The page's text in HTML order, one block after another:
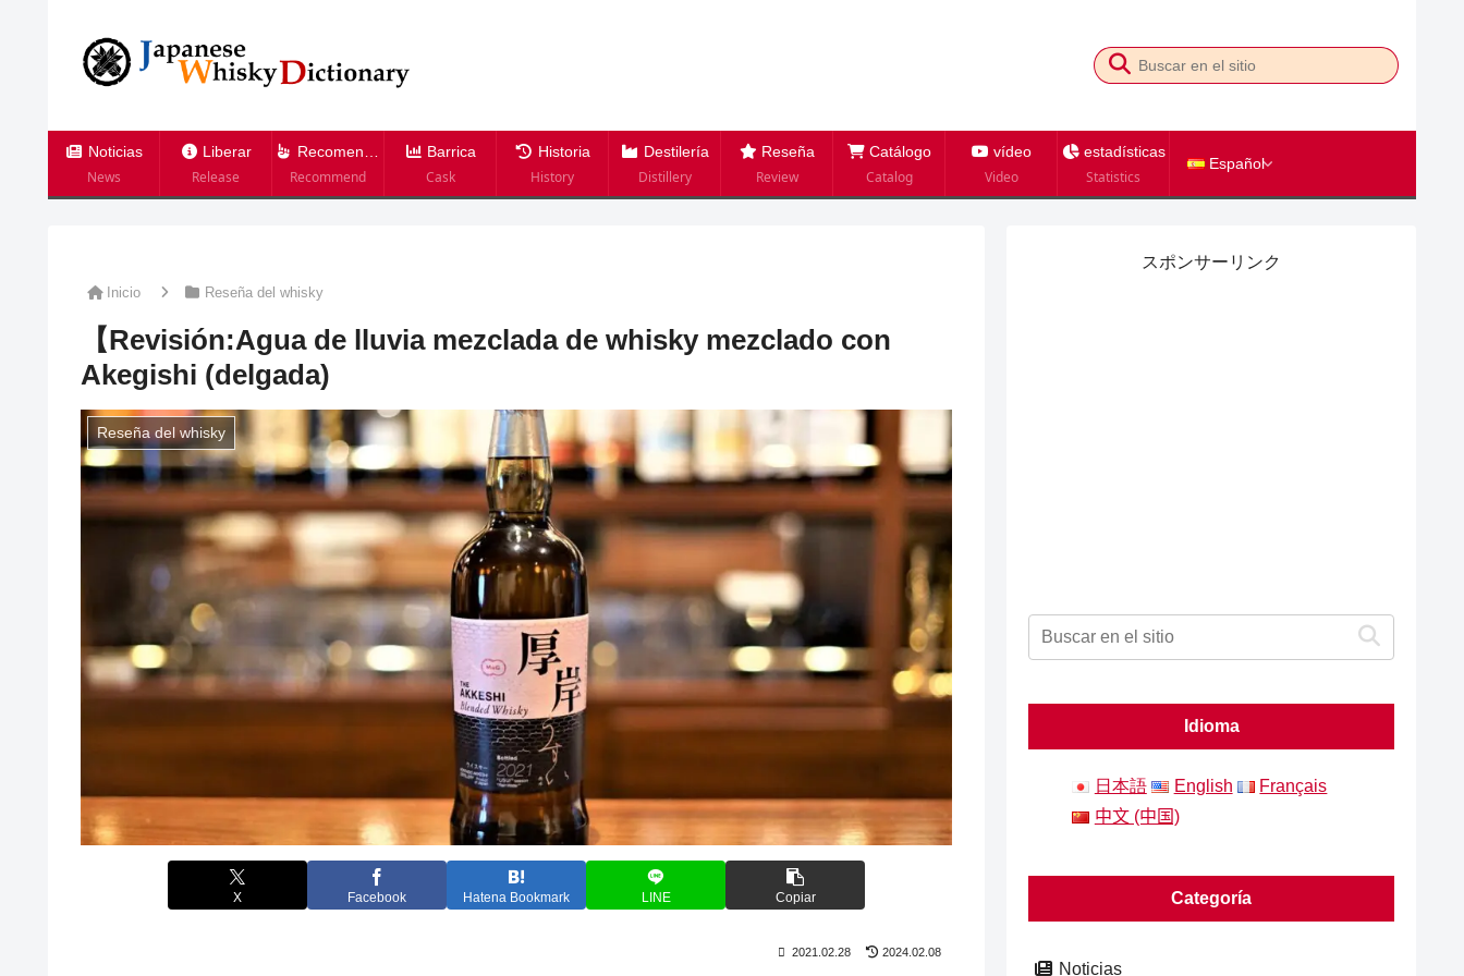
Noticias
News
Liberar
Release
Recomendación
Recommend
Barrica
Cask
Historia
History
Destilería
Distillery
Reseña
Review
Catálogo
Catalog
vídeo
Video
estadísticas
Statistics
Español
Inicio Reseña del whisky
【Revisión:Agua de lluvia mezclada de whisky mezclado con
Akegishi (delgada)
Reseña del whisky
X Facebook Hatena Bookmark LINE Copiar
2021.02.28 2024.02.08
スポンサーリンク
Idioma
日本語 English
Français
中文 (中国)
Categoría
Noticias